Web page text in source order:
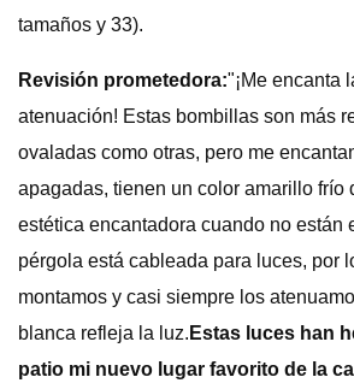
tamaños y 33).
Revisión prometedora:"¡Me encanta
atenuación! Estas bombillas son más
ovaladas como otras, pero me
apagadas, tienen un color amarillo frío
estética encantadora cuando no están
pérgola está cableada para luces, por
montamos y casi siempre los
blanca refleja la luz. Estas luces han
patio mi nuevo lugar favorito de la